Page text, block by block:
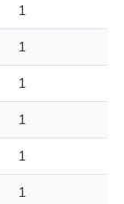
1
1
1
1
1
1